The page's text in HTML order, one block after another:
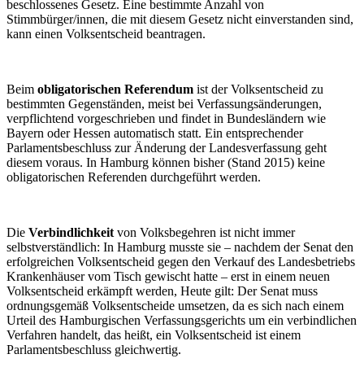
beschlossenes Gesetz. Eine bestimmte Anzahl von
Stimmbürger/innen, die mit diesem Gesetz nicht einverstanden sind,
kann einen Volksentscheid beantragen.
Beim obligatorischen Referendum ist der Volksentscheid zu
bestimmten Gegenständen, meist bei Verfassungsänderungen,
verpflichtend vorgeschrieben und findet in Bundesländern wie
Bayern oder Hessen automatisch statt. Ein entsprechender
Parlamentsbeschluss zur Änderung der Landesverfassung geht
diesem voraus. In Hamburg können bisher (Stand 2015) keine
obligatorischen Referenden durchgeführt werden.
Die Verbindlichkeit von Volksbegehren ist nicht immer
selbstverständlich: In Hamburg musste sie – nachdem der Senat den
erfolgreichen Volksentscheid gegen den Verkauf des Landesbetriebs
Krankenhäuser vom Tisch gewischt hatte – erst in einem neuen
Volksentscheid erkämpft werden, Heute gilt: Der Senat muss
ordnungsgemäß Volksentscheide umsetzen, da es sich nach einem
Urteil des Hamburgischen Verfassungsgerichts um ein verbindlichen
Verfahren handelt, das heißt, ein Volksentscheid ist einem
Parlamentsbeschluss gleichwertig.